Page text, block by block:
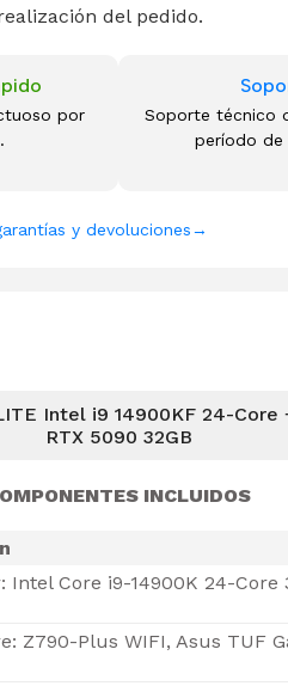
del pedido.
por
Soporte técnico
período de
y devoluciones→
Intel i9 14900KF 24-Core
RTX 5090 32GB
INCLUIDOS
Intel Core i9-14900K 24-Core
Z790-Plus WIFI, Asus TUF